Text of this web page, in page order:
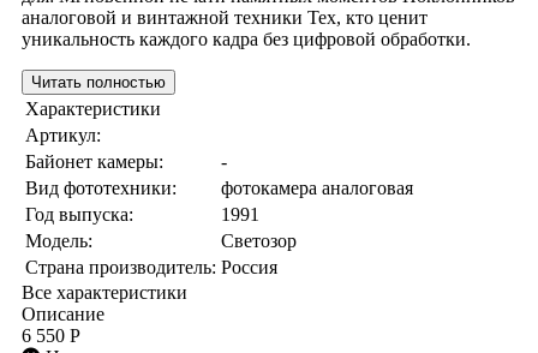
аналоговой и винтажной техники Тех, кто ценит
уникальность каждого кадра без цифровой обработки.
Читать полностью
Характеристики
Артикул:
Байонет камеры:
-
Вид фототехники:
фотокамера аналоговая
Год выпуска:
1991
Модель:
Светозор
Страна производитель: Россия
Все характеристики
Описание
6 550 Р